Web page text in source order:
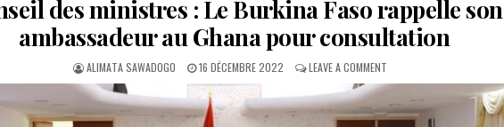
des ministres : Le Burkina Faso rappelle son
ambassadeur au Ghana pour consultation
AUTHOR:
ALIMATA SAWADOGO
PUBLISHED
DATE:
16 DÉCEMBRE 2022 LEAVE A COMMENTON
CONSEIL
MINISTRES